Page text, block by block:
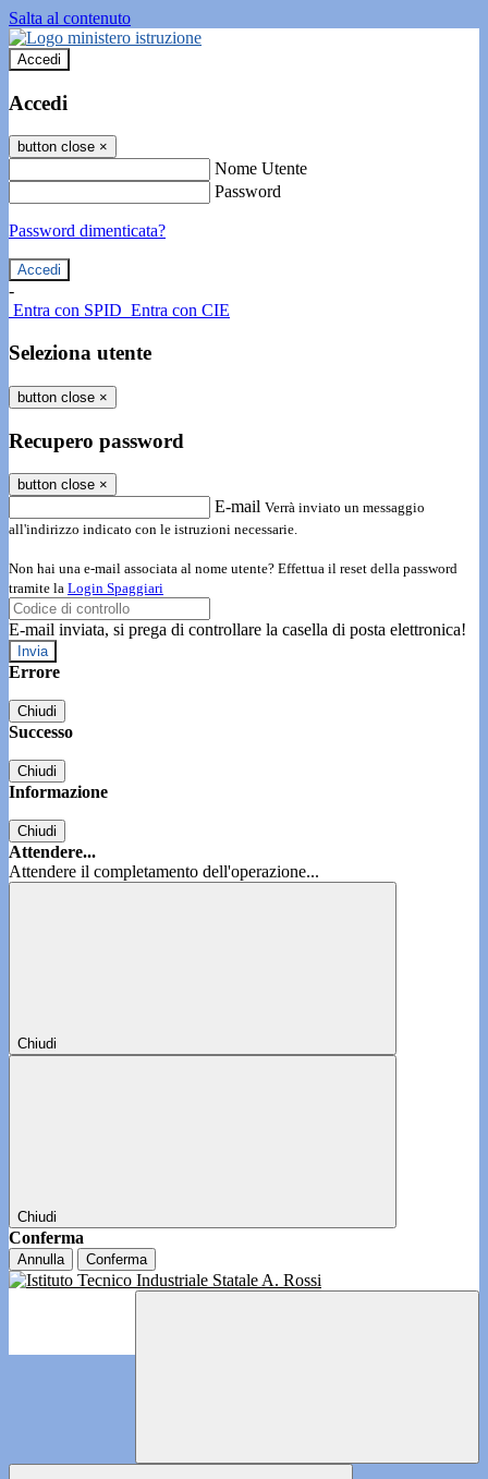
Salta al contenuto
Accedi
Accedi
button close ×
Nome Utente
Password
Password dimenticata?
-
Entra con SPID Entra con CIE
Seleziona utente
button close ×
Recupero password
button close ×
E-mail Verrà inviato un messaggio
all'indirizzo indicato con le istruzioni necessarie.
Non hai una e-mail associata al nome utente? Effettua il reset della password
tramite la Login Spaggiari
E-mail inviata, si prega di controllare la casella di posta elettronica!
Errore
Chiudi
Successo
Chiudi
Informazione
Chiudi
Attendere...
Attendere il completamento dell'operazione...
Chiudi
Chiudi
Conferma
Annulla Conferma